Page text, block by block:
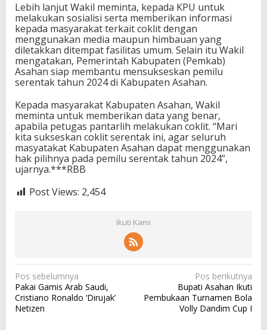
Lebih lanjut Wakil meminta, kepada KPU untuk
melakukan sosialisi serta memberikan informasi
kepada masyarakat terkait coklit dengan
menggunakan media maupun himbauan yang
diletakkan ditempat fasilitas umum. Selain itu Wakil
mengatakan, Pemerintah Kabupaten (Pemkab)
Asahan siap membantu mensukseskan pemilu
serentak tahun 2024 di Kabupaten Asahan.
Kepada masyarakat Kabupaten Asahan, Wakil
meminta untuk memberikan data yang benar,
apabila petugas pantarlih melakukan coklit. “Mari
kita sukseskan coklit serentak ini, agar seluruh
masyatakat Kabupaten Asahan dapat menggunakan
hak pilihnya pada pemilu serentak tahun 2024”,
ujarnya.***RBB
Post Views: 2,454
Ikuti Kami
N
a
v
Pos sebelumnya
Pakai Gamis Arab Saudi,
Cristiano Ronaldo ‘Dirujak’
Netizen
Pos berikutnya
Bupati Asahan Ikuti
Pembukaan Turnamen Bola
Volly Dandim Cup I